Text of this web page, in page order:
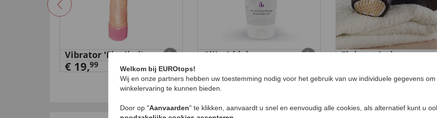
Vibrator 'Flexibel'
€ 19,99
Glijmiddel
Elektronisch
€ 49,99
Welkom bij EUROtops!
Wij en onze partners hebben uw toestemming nodig voor het gebruik van uw individuele gegevens
winkelervaring te kunnen bieden.
Door op "Aanvaarden" te klikken, aanvaardt u snel en eenvoudig alle cookies, als alternatief kunt u